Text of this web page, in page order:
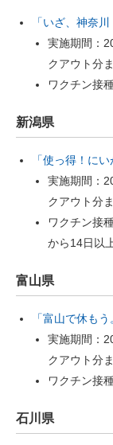
「いざ、神奈川
実施期間：
クアウト分ま
ワクチン接
新潟県
「使っ得！に
実施期間：
クアウト分ま
ワクチン接
から14日以
富山県
「富山で休も
実施期間：
クアウト分ま
ワクチン接
石川県